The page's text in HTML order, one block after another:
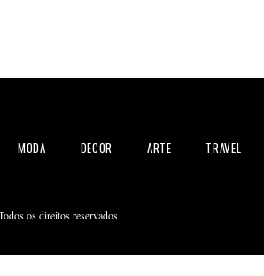
MODA DECOR ARTE TRAVEL
os direitos reservados